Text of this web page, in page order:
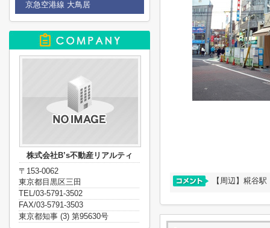
【周辺】糀谷駅
京急空港線 大鳥居
株式会社B’s不動産リアルティ
〒153-0062
東京都目黒区三田
TEL/03-5791-3502
FAX/03-5791-3503
東京都知事 (3) 第95630号